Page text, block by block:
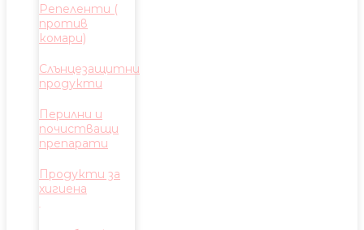
Репеленти (
против
комари)
Слънцезащитни
продукти
Перилни и
почистващи
препарати
Продукти за
хигиена